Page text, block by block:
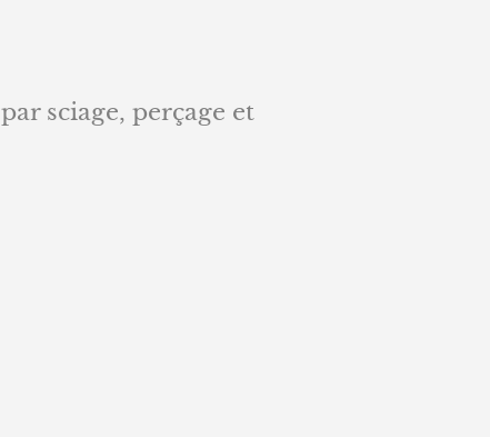
sciage, perçage et